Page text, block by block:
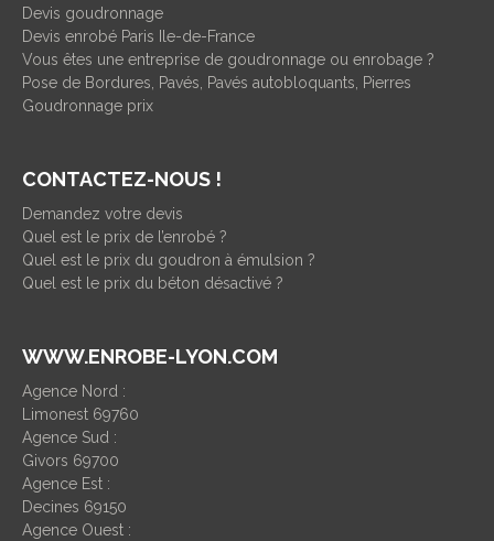
Devis goudronnage
Devis enrobé Paris Ile-de-France
Vous êtes une entreprise de goudronnage ou enrobage ?
Pose de Bordures, Pavés, Pavés autobloquants, Pierres
Goudronnage prix
CONTACTEZ-NOUS !
Demandez votre devis
Quel est le prix de l’enrobé ?
Quel est le prix du goudron à émulsion ?
Quel est le prix du béton désactivé ?
WWW.ENROBE-LYON.COM
Agence Nord :
Limonest 69760
Agence Sud :
Givors 69700
Agence Est :
Decines 69150
Agence Ouest :